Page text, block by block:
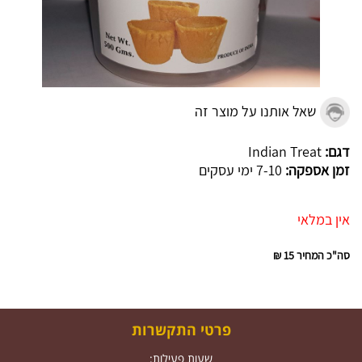
שאל אותנו על מוצר זה
דגם: Indian Treat
זמן אספקה: 7-10 ימי עסקים
אין במלאי
סה"כ המחיר15 ₪
פרטי התקשרות
שעות פעילות: